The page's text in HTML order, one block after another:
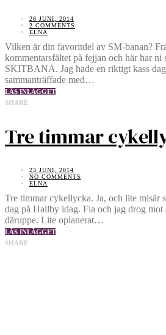
26 JUNI, 2014
2 COMMENTS
ELNA
Vilken är din favoritdel av SM-banan?
kommentarsfältet på fejjan och här har
SKITBANA. Jag hade en riktigt kass
sammanträffade med…
LÄS INLÄGGET
SHARE
Tre timmar
23 JUNI, 2014
NO COMMENTS
ELNA
Tre timmar cykellycka. Ja, och lite misär
dag på Hallby idag. Fia och jag drog mot
däruppe. Lite oplanerat…
LÄS INLÄGGET
SHARE